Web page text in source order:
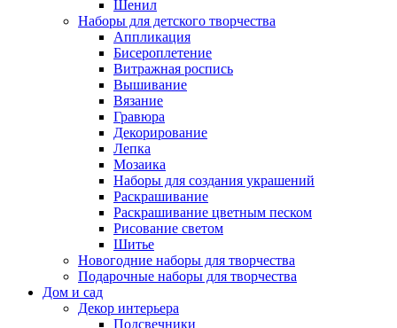
Шенил
Наборы для детского творчества
Аппликация
Бисероплетение
Витражная роспись
Вышивание
Вязание
Гравюра
Декорирование
Лепка
Мозаика
Наборы для создания украшений
Раскрашивание
Раскрашивание цветным песком
Рисование светом
Шитье
Новогодние наборы для творчества
Подарочные наборы для творчества
Дом и сад
Декор интерьера
Подсвечники